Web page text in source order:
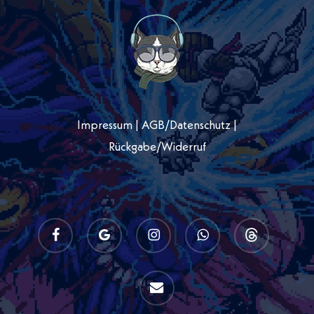
Impressum|AGB/Datenschutz|
Rückgabe/Widerruf
facebook
google-
plus
instagram whatsapp threads
email